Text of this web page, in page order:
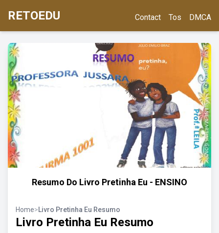
RETOEDU Contact Tos DMCA
Resumo Do Livro Pretinha Eu - ENSINO
Home>Livro Pretinha Eu Resumo
Livro Pretinha Eu Resumo